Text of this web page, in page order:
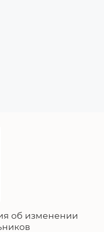
об изменении